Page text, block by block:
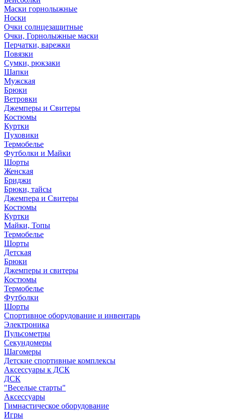
Маски горнолыжные
Носки
Очки солнцезащитные
Очки, Горнолыжные маски
Перчатки, варежки
Повязки
Сумки, рюкзаки
Шапки
Мужская
Брюки
Ветровки
Джемперы и Свитеры
Костюмы
Куртки
Пуховики
Термобелье
Футболки и Майки
Шорты
Женская
Бриджи
Брюки, тайсы
Джемпера и Свитеры
Костюмы
Куртки
Майки, Топы
Термобелье
Шорты
Детская
Брюки
Джемперы и свитеры
Костюмы
Термобелье
Футболки
Шорты
Спортивное оборудование и инвентарь
Электроника
Пульсометры
Секундомеры
Шагомеры
Детские спортивные комплексы
Аксессуары к ДСК
ДСК
"Веселые старты"
Аксессуары
Гимнастическое оборудование
Игры